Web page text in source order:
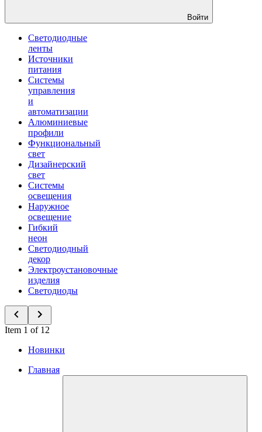
Войти
Светодиодные
ленты
Источники
питания
Системы
управления
и
автоматизации
Алюминиевые
профили
Функциональный
свет
Дизайнерский
свет
Системы
освещения
Наружное
освещение
Гибкий
неон
Светодиодный
декор
Электроустановочные
изделия
Светодиоды
Item 1 of 12
Новинки
Главная